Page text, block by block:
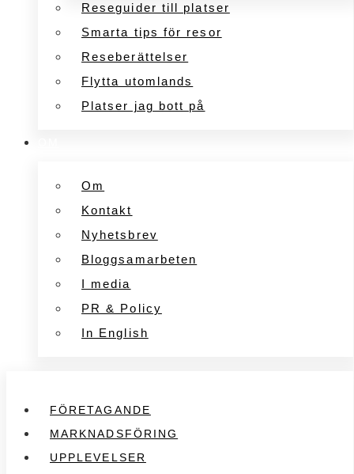
Reseguider till platser
Smarta tips för resor
Reseberättelser
Flytta utomlands
Platser jag bott på
Om
Kontakt
Nyhetsbrev
Bloggsamarbeten
I media
PR & Policy
In English
FÖRETAGANDE
MARKNADSFÖRING
UPPLEVELSER